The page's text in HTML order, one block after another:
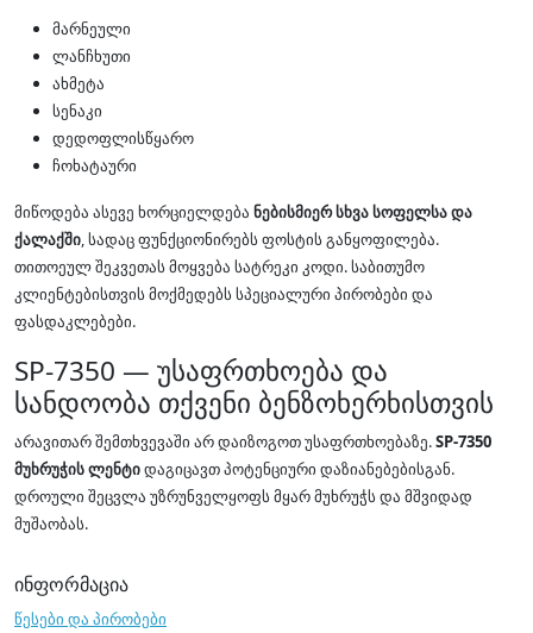
მარნეული
ლანჩხუთი
ახმეტა
სენაკი
დედოფლისწყარო
ჩოხატაური
მიწოდება ასევე ხორციელდება ნებისმიერ სხვა სოფელსა და
ქალაქში, სადაც ფუნქციონირებს ფოსტის განყოფილება.
თითოეულ შეკვეთას მოყვება სატრეკი კოდი. საბითუმო
კლიენტებისთვის მოქმედებს სპეციალური პირობები და
ფასდაკლებები.
SP-7350 — უსაფრთხოება და
სანდოობა თქვენი ბენზოხერხისთვის
არავითარ შემთხვევაში არ დაიზოგოთ უსაფრთხოებაზე.SP-7350
მუხრუჭის ლენტიდაგიცავთ პოტენციური დაზიანებებისგან.
დროული შეცვლა უზრუნველყოფს მყარ მუხრუჭს და მშვიდად
მუშაობას.
ინფორმაცია
წესები და პირობები